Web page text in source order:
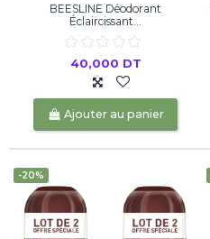
BEESLINE Déodorant
Éclaircissant...
40,000 DT
Ajouter au panier
-20%